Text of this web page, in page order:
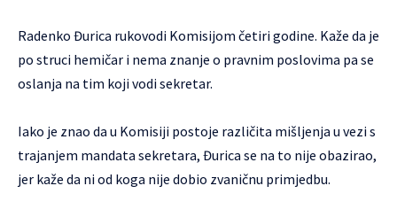
Radenko Đurica rukovodi Komisijom četiri godine. Kaže da je
po struci hemičar i nema znanje o pravnim poslovima pa se
oslanja na tim koji vodi sekretar.
Iako je znao da u Komisiji postoje različita mišljenja u vezi s
trajanjem mandata sekretara, Đurica se na to nije obazirao,
jer kaže da ni od koga nije dobio zvaničnu primjedbu.